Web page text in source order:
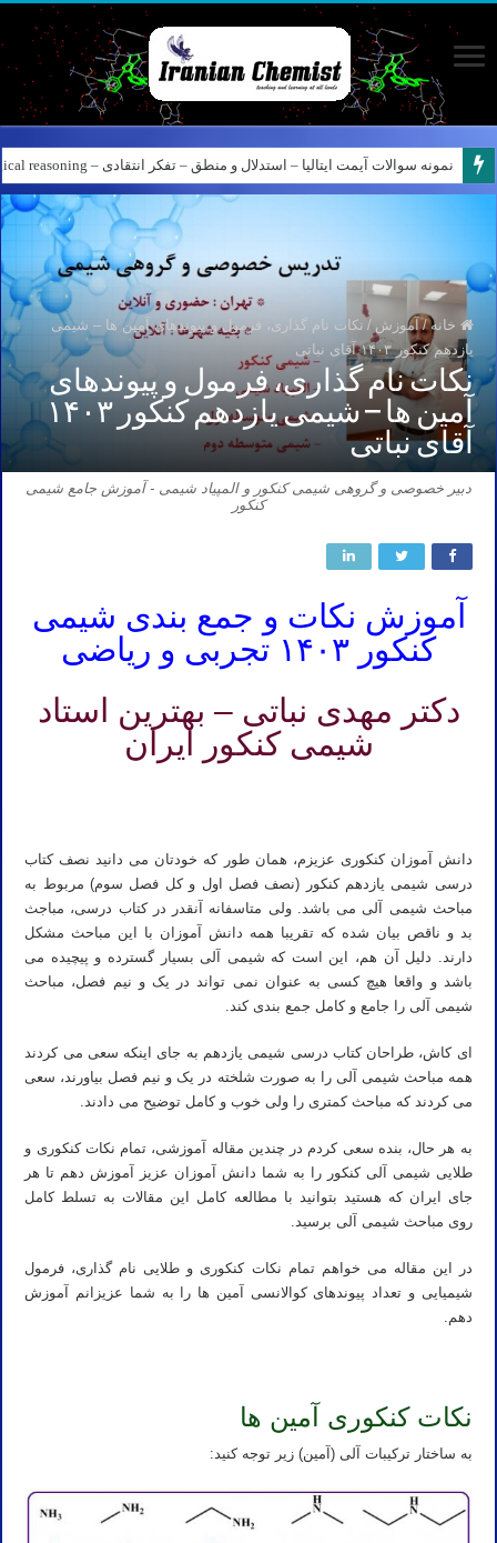
نمونه سوالات آیمت ایتالیا – استدلال و منطق – تفکر انتقادی – Logical reasoning – پارت ۸
کانال آیمت ایتالیا در نرم افزار بله – کانال شیمی آیمت استاد نباتی
خانه / آموزش / نکات نام گذاری، فرمول و پیوندهای آمین ها – شیمی
یازدهم کنکور ۱۴۰۳ آقای نباتی
نکات نام گذاری، فرمول و پیوندهای
آمین ها – شیمی یازدهم کنکور ۱۴۰۳
آقای نباتی
دبیر خصوصی و گروهی شیمی کنکور و المپیاد شیمی - آموزش جامع شیمی
کنکور
آموزش نکات و جمع بندی شیمی
کنکور ۱۴۰۳ تجربی و ریاضی
دکتر مهدی نباتی – بهترین استاد
شیمی کنکور ایران
دانش آموزان کنکوری عزیزم، همان طور که خودتان می دانید نصف کتاب
درسی شیمی یازدهم کنکور (نصف فصل اول و کل فصل سوم) مربوط به
مباحث شیمی آلی می باشد. ولی متاسفانه آنقدر در کتاب درسی، مباجث
بد و ناقص بیان شده که تقریبا همه دانش آموزان با این مباحث مشکل
دارند. دلیل آن هم، این است که شیمی آلی بسیار گسترده و پیچیده می
باشد و واقعا هیچ کسی به عنوان نمی تواند در یک و نیم فصل، مباحث
شیمی آلی را جامع و کامل جمع بندی کند.
ای کاش، طراحان کتاب درسی شیمی یازدهم به جای اینکه سعی می کردند
همه مباحث شیمی آلی را به صورت شلخته در یک و نیم فصل بیاورند، سعی
می کردند که مباحث کمتری را ولی خوب و کامل توضیح می دادند.
به هر حال، بنده سعی کردم در چندین مقاله آموزشی، تمام نکات کنکوری و
طلایی شیمی آلی کنکور را به شما دانش آموزان عزیز آموزش دهم تا هر
جای ایران که هستید بتوانید با مطالعه کامل این مقالات به تسلط کامل
روی مباحث شیمی آلی برسید.
در این مقاله می خواهم تمام نکات کنکوری و طلایی نام گذاری، فرمول
شیمیایی و تعداد پیوندهای کوالانسی آمین ها را به شما عزیزانم آموزش
دهم.
نکات کنکوری آمین ها
به ساختار ترکیبات آلی (آمین) زیر توجه کنید: